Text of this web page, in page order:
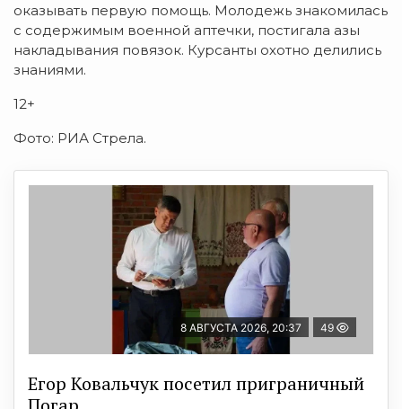
оказывать первую помощь. Молодежь знакомилась
с содержимым военной аптечки, постигала азы
накладывания повязок. Курсанты охотно делились
знаниями.
12+
Фото: РИА Стрела.
8 АВГУСТА 2026, 20:37 49
Егор Ковальчук посетил приграничный